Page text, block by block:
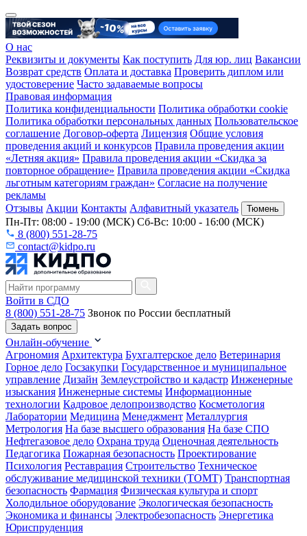
О нас
Реквизиты и документы Как поступить Для юр. лиц Вакансии
Возврат средств Оплата и доставка Проверить диплом или
удостоверение Часто задаваемые вопросы
Правовая информация
Политика конфиденциальности Политика обработки cookie
Политика обработки персональных данных Пользовательское
соглашение Договор-оферта Лицензия Общие условия
проведения акций и конкурсов Правила проведения акции
«Летняя акция» Правила проведения акции «Скидка за
повторное обращение» Правила проведения акции «Скидка
льготным категориям граждан» Согласие на получение
рекламы
Отзывы Акции Контакты Алфавитный указатель Тюмень
Пн-Пт: 08:00 - 19:00 (МСК) Сб-Вс: 10:00 - 16:00 (МСК)
8 (800) 551-28-75
contact@kidpo.ru
Войти в СДО
8 (800) 551-28-75 Звонок по России бесплатный
Задать вопрос
Онлайн-обучение
Агрономия Архитектура Бухгалтерское дело Ветеринария
Горное дело Госзакупки Государственное и муниципальное
управление Дизайн Землеустройство и кадастр Инженерные
изыскания Инженерные системы Информационные
технологии Кадровое делопроизводство Косметология
Лаборатории Медицина Менеджмент Металлургия
Метрология На базе высшего образования На базе СПО
Нефтегазовое дело Охрана труда Оценочная деятельность
Педагогика Пожарная безопасность Проектирование
Психология Реставрация Строительство Техническое
обслуживание медицинской техники (ТОМТ) Транспортная
безопасность Фармация Физическая культура и спорт
Холодильное оборудование Экологическая безопасность
Экономика и финансы Электробезопасность Энергетика
Юриспруденция